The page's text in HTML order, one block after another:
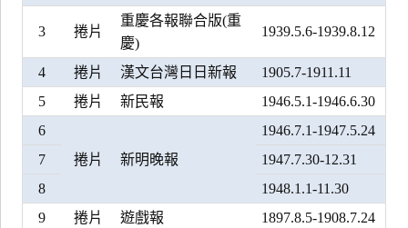
3 捲片
重慶各報聯合版(重
慶)
1939.5.6-1939.8.12
4 捲片 漢文台灣日日新報
1905.7-1911.11
5
捲片 新民報
1946.5.1-1946.6.30
6
捲片
新明晚報
1946.7.1-1947.5.24
7
1947.7.30-12.31
8
1948.1.1-11.30
9
捲片 遊戲報 1897.8.5-1908.7.24